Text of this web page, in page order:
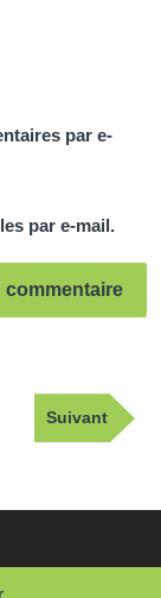
par e-
par e-mail.
Article
suivant
Suivant